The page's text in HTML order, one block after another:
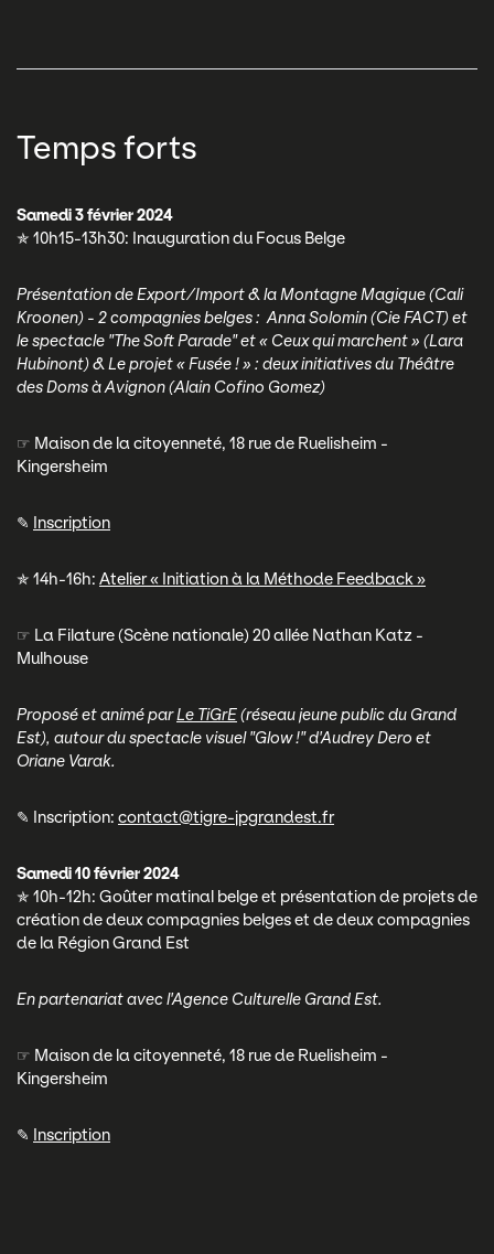
Temps forts
Samedi 3 février 2024
✯ 10h15-13h30: Inauguration du Focus Belge
Présentation de Export/Import & la Montagne Magique (Cali
Kroonen) - 2 compagnies belges : Anna Solomin (Cie FACT) et
le spectacle "The Soft Parade" et « Ceux qui marchent » (Lara
Hubinont) & Le projet « Fusée ! » : deux initiatives du Théâtre
des Doms à Avignon (Alain Cofino Gomez)
☞ Maison de la citoyenneté, 18 rue de Ruelisheim -
Kingersheim
✎ Inscription
✯ 14h-16h: Atelier « Initiation à la Méthode Feedback »
☞ La Filature (Scène nationale) 20 allée Nathan Katz -
Mulhouse
Proposé et animé parLe TiGrE(réseau jeune public du Grand
Est), autour du spectacle visuel "Glow !" d'Audrey Dero et
Oriane Varak.
✎ Inscription: contact@tigre-jpgrandest.fr
Samedi 10 février 2024
✯ 10h-12h: Goûter matinal belge et présentation de projets de
création de deux compagnies belges et de deux compagnies
de la Région Grand Est
En partenariat avec l'Agence Culturelle Grand Est.
☞ Maison de la citoyenneté, 18 rue de Ruelisheim -
Kingersheim
✎ Inscription